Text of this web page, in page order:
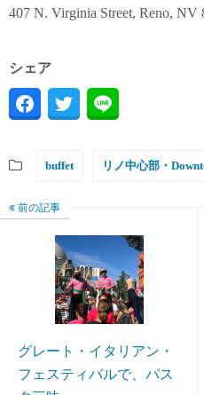
407 N. Virginia Street, Reno, NV
シェア
buffet リノ中心部・
前の記事
グレート・イタリアン・
フェスティバルで、パス